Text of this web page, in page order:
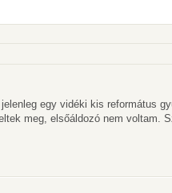
egy vidéki kis református
meg, elsőáldozó nem voltam.